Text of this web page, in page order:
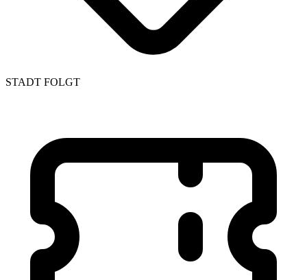
STADT FOLGT